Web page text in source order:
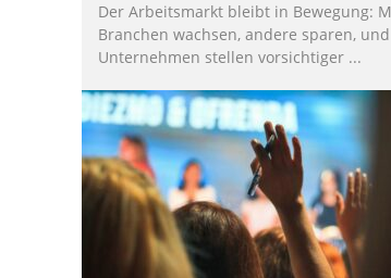
Der Arbeitsmarkt bleibt in Bewegung:
Branchen wachsen, andere sparen,
Unternehmen stellen vorsichtiger ...